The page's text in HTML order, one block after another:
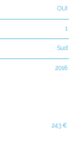
OUI
1
Sud
2016
243 €